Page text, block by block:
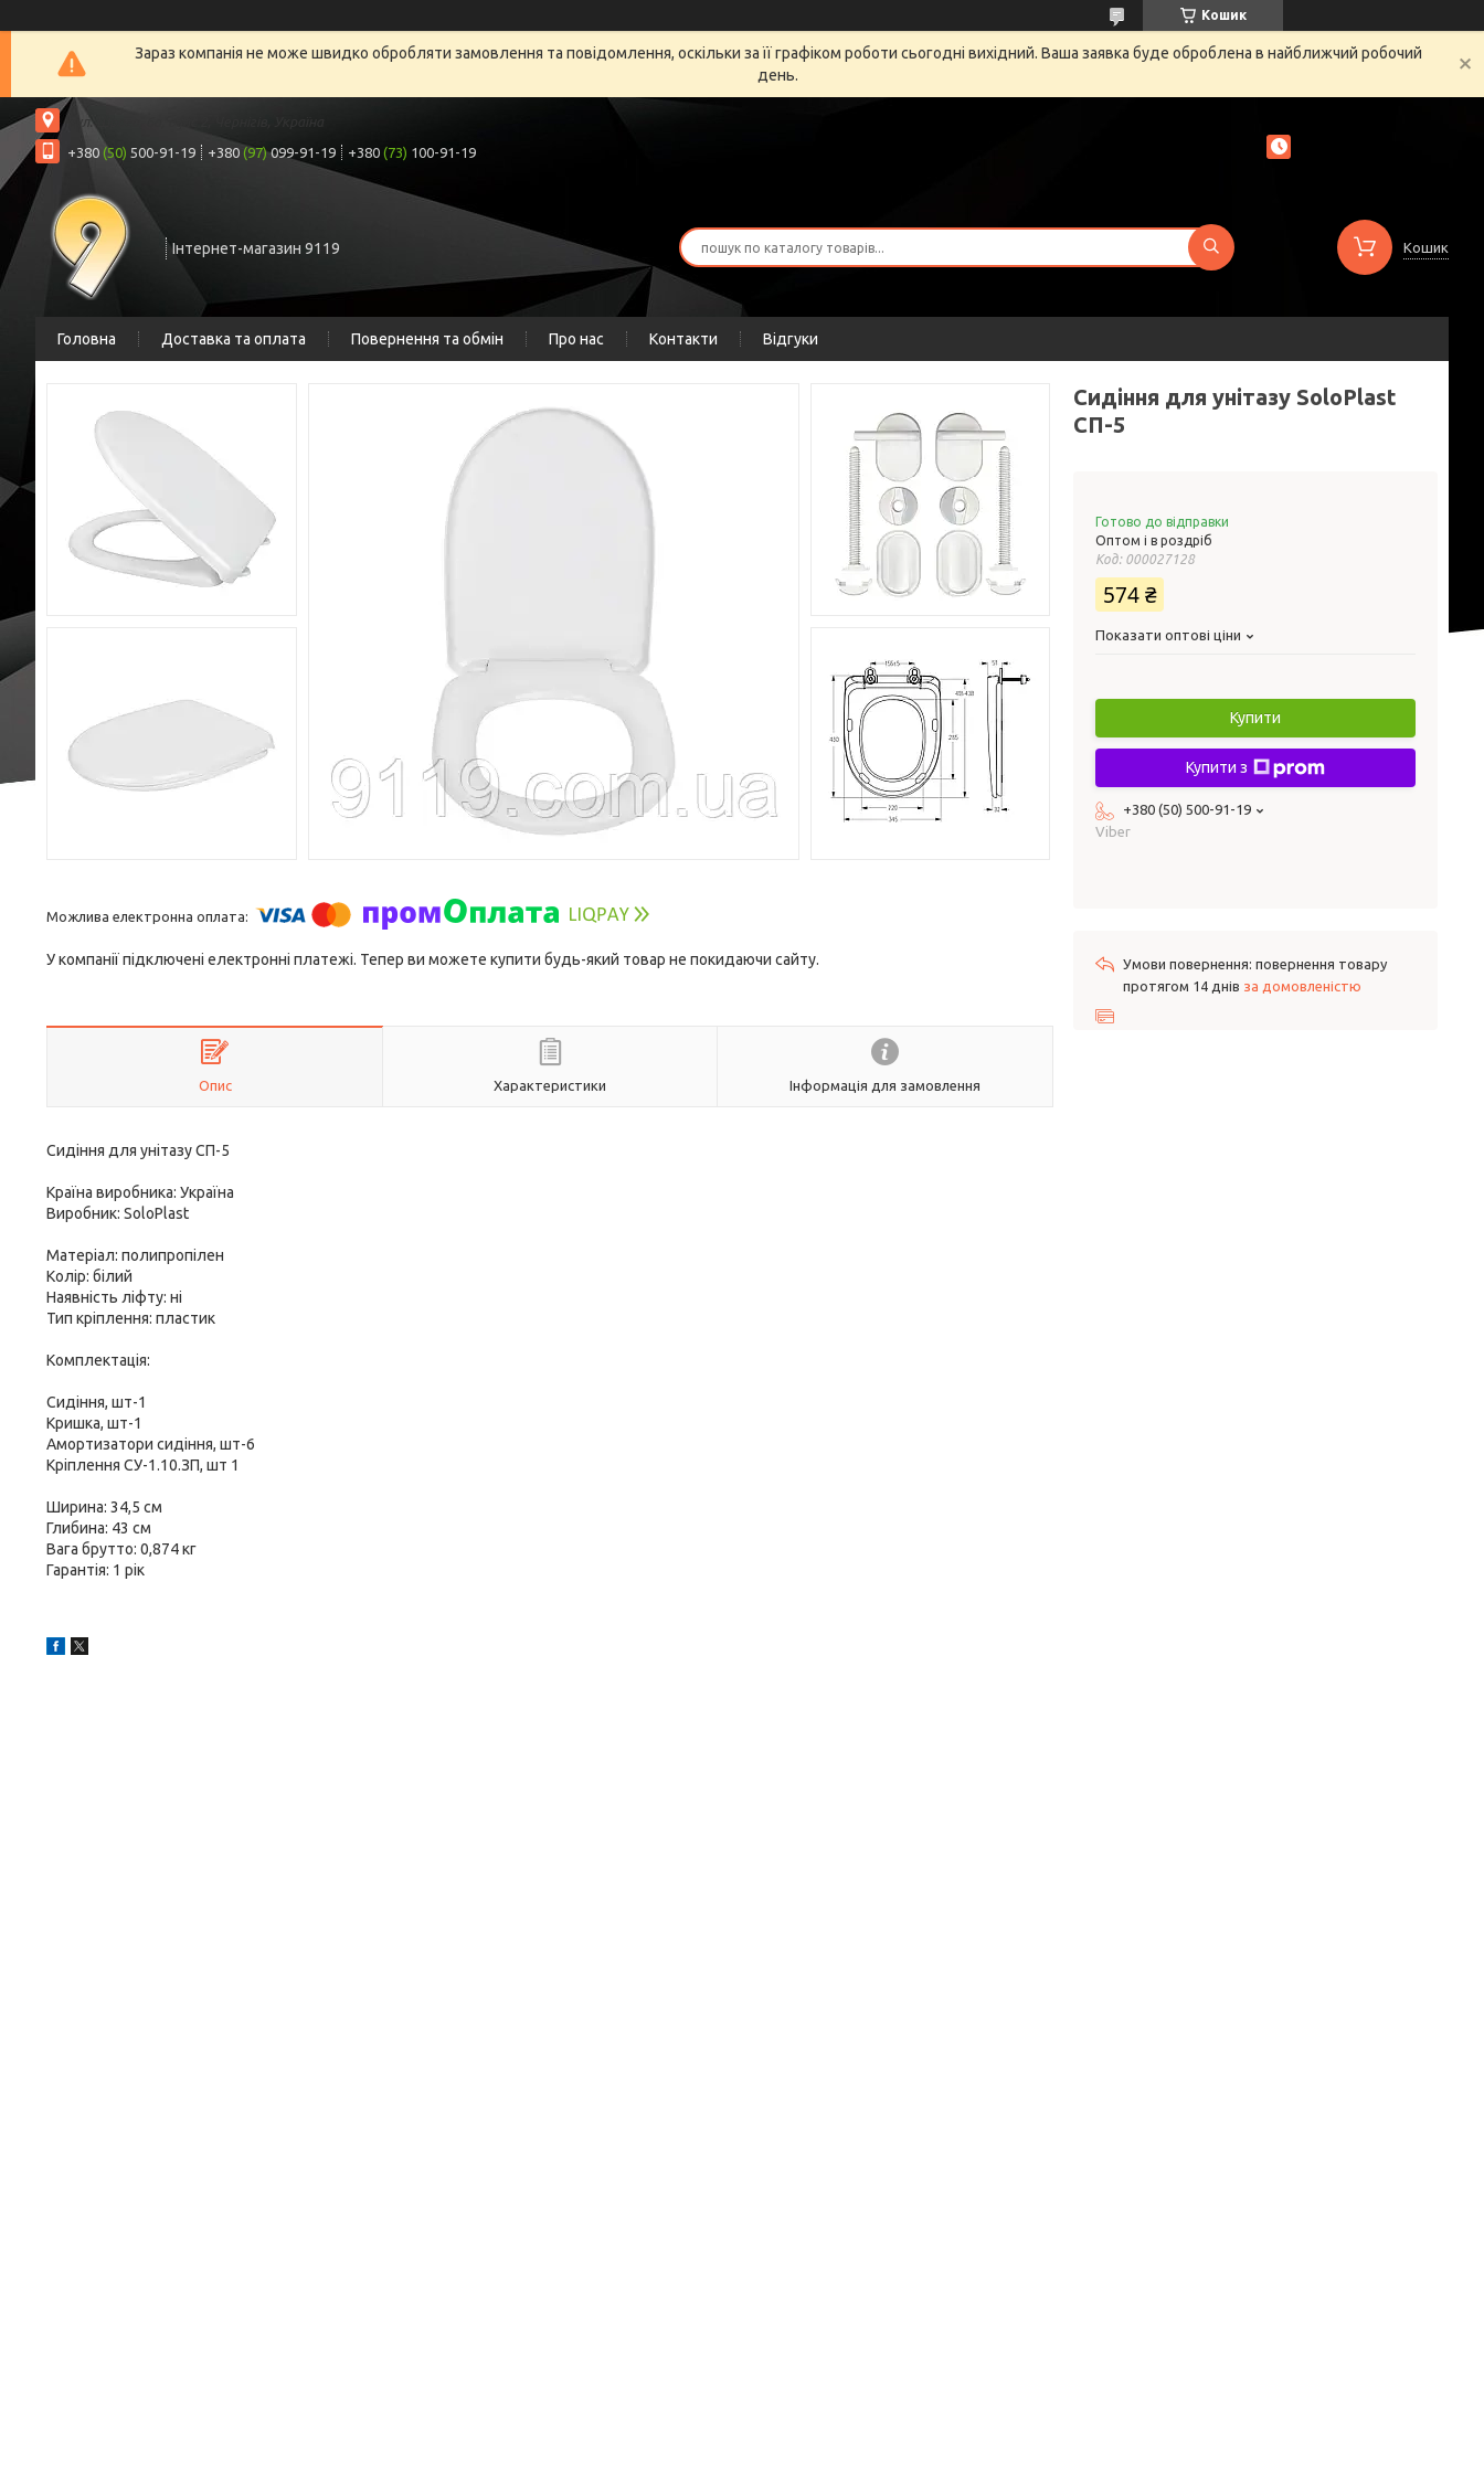
Кошик
Зараз компанія не може швидко обробляти замовлення та повідомлення, оскільки за її графіком роботи сьогодні вихідний. Ваша заявка буде оброблена в найближчий робочий
день.
вул. Шрага, 6а, офіс 2, Чернігів, Україна
+380 (50) 500-91-19 +380 (97)099-91-19 +380 (73) 100-91-19
Інтернет-магазин 9119 Кошик
Головна Доставка та оплата Повернення та обмін Про нас Контакти Відгуки
У компанії підключені електронні платежі. Тепер ви можете купити будь-який товар не покидаючи сайту.
Опис Характеристики Інформація для замовлення
Сидіння для унітазу СП-5
Країна виробника: Україна
Виробник: SoloPlast
Матеріал: полипропілен
Колір: білий
Наявність ліфту: ні
Тип кріплення: пластик
Комплектація:
Сидіння, шт-1
Кришка, шт-1
Амортизатори сидіння, шт-6
Кріплення СУ-1.10.ЗП, шт 1
Ширина: 34,5 см
Глибина: 43 см
Вага брутто: 0,874 кг
Гарантія: 1 рік
Сидіння для унітазу SoloPlast
СП-5
Готово до відправки
Оптом і в роздріб
Код: 000027128
574 ₴
Показати оптові ціни
Купити
Купити з
+380 (50) 500-91-19
Viber
повернення товару
протягом 14 днів за домовленістю